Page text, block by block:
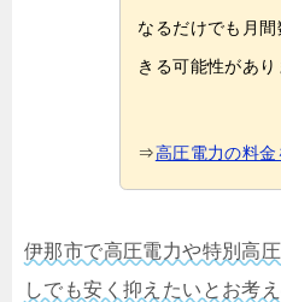
なるだけでも月
きる可能性があり
⇒高圧電力の料金
伊那市で高圧電力や特別高
しでも安く抑えたいとお考